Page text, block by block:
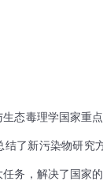
态毒理学国家重
结了新污染物研
务，解决了国家